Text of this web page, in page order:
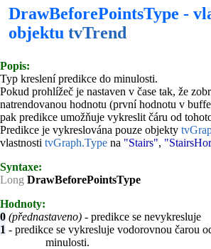
DrawBeforePointsType -
objektu tvTrend
Popis:
Typ kreslení predikce do minulosti.
Pokud prohlížeč je nastaven v čase tak, že
natrendovanou hodnotu (první hodnotu v
pak predikce umožňuje vykreslit čáru od
Predikce je vykreslována pouze objekty
vlastnosti tvGraph.Type na "Stairs",
Syntaxe:
Long DrawBeforePointsType
Hodnoty:
0 (přednastaveno) - predikce se nevykresluje
1 - predikce se vykresluje vodorovnou čarou
minulosti.